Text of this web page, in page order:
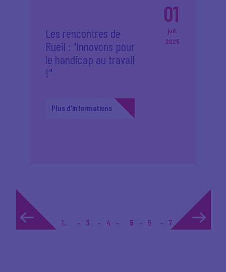
01
juil.
2025
Les rencontres de
Rueil : "Innovons pour
le handicap au travail
!"
Plus d'informations
1... 3 4 5 6 7